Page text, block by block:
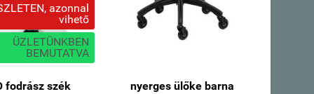
azonnal
vihető
ÜZLETÜNKBEN
BEMUTATVA
fodrász szék
nyerges ülőke barna